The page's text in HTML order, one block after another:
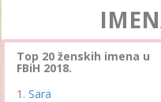
Top 20 ženskih imena u
FBiH 2018.
Sara